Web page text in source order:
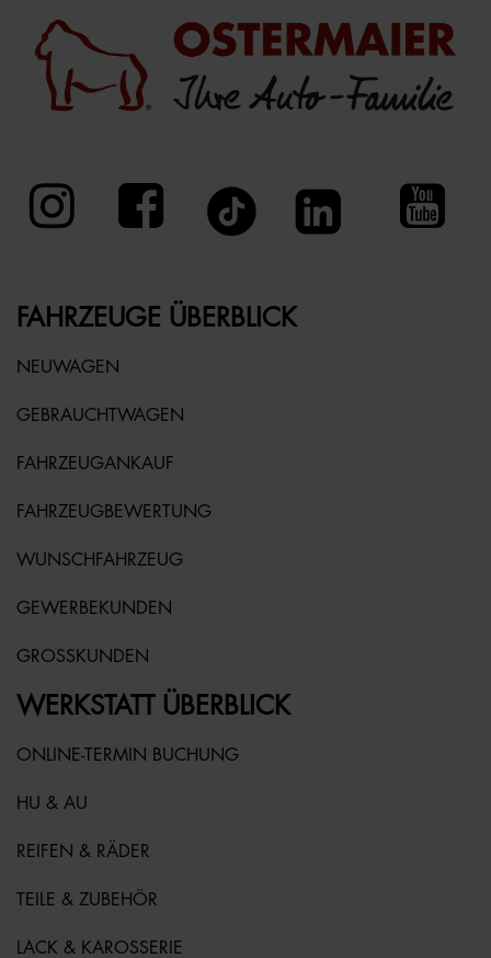
FAHRZEUGE ÜBERBLICK
NEUWAGEN
GEBRAUCHTWAGEN
FAHRZEUGANKAUF
FAHRZEUGBEWERTUNG
WUNSCHFAHRZEUG
GEWERBEKUNDEN
GROSSKUNDEN
WERKSTATT ÜBERBLICK
ONLINE-TERMIN BUCHUNG
HU & AU
REIFEN & RÄDER
TEILE & ZUBEHÖR
LACK & KAROSSERIE